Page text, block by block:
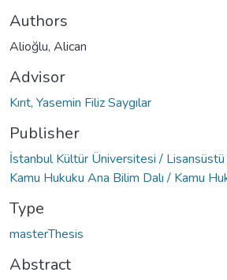
Authors
Alioğlu, Alican
Advisor
Kırıt, Yasemin Filiz Saygılar
Publisher
İstanbul Kültür Üniversitesi /
Kamu Hukuku Ana Bilim Dalı / Kamu
Type
masterThesis
Abstract